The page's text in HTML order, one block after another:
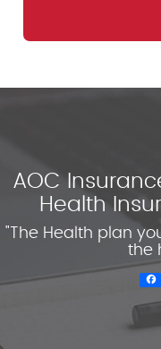
AOC
Health
"The Health plan
the